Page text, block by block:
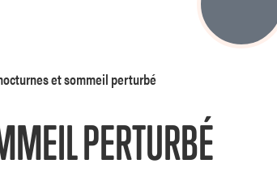
LIRE LA SUITE
et sommeil perturbé
PERTURBÉ